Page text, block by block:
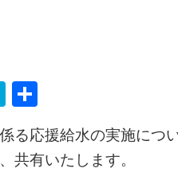
H
at
e
n
共
有
る応援給水の実施につ
共有いたします。